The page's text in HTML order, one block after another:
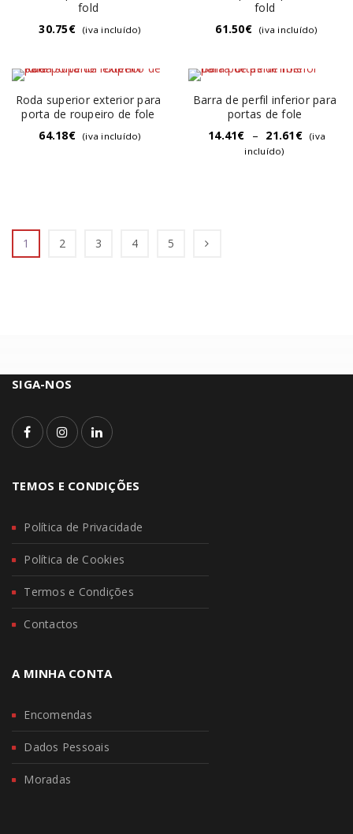
fold
30.75€ (iva incluído)
fold
61.50€ (iva incluído)
Roda superior exterior para
porta de roupeiro de fole
64.18€ (iva incluído)
Barra de perfil inferior para
portas de fole
14.41€ – 21.61€
(iva
incluído)
1 2 3 4 5
SIGA-NOS
TEMOS E CONDIÇÕES
Política de Privacidade
Política de Cookies
Termos e Condições
Contactos
A MINHA CONTA
Encomendas
Dados Pessoais
Moradas